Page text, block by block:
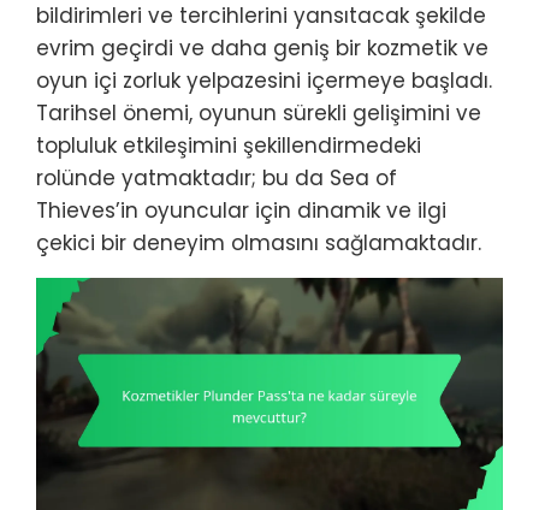
bildirimleri ve tercihlerini yansıtacak şekilde
evrim geçirdi ve daha geniş bir kozmetik ve
oyun içi zorluk yelpazesini içermeye başladı.
Tarihsel önemi, oyunun sürekli gelişimini ve
topluluk etkileşimini şekillendirmedeki
rolünde yatmaktadır; bu da Sea of
Thieves’in oyuncular için dinamik ve ilgi
çekici bir deneyim olmasını sağlamaktadır.